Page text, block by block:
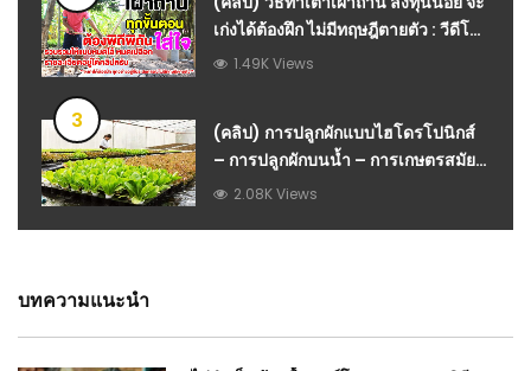
เก่งได้ต้องฝึก ไม่มีทฤษฎีตายตัว : วีดีโอ
เกษตร
1.49K Views
3
(คลิป) การปลูกผักแบบไฮโดรโปนิกส์
– การปลูกผักบนน้ำ – การเกษตรสมัย
ใหม่ : วีดีโอ เกษตร
2.08K Views
บทความแนะนำ